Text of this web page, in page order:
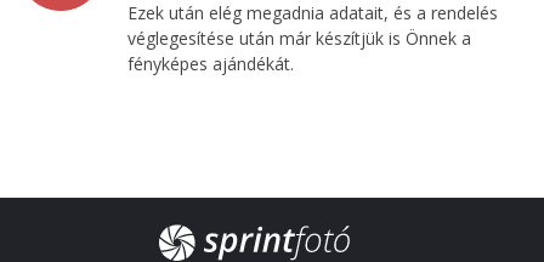
Ezek után elég megadnia adatait, és a rendelés
véglegesítése után már készítjük is Önnek a
fényképes ajándékát.